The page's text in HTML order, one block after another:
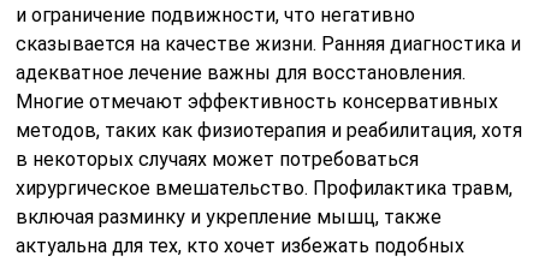
и ограничение подвижности, что негативно
сказывается на качестве жизни. Ранняя диагностика и
адекватное лечение важны для восстановления.
Многие отмечают эффективность консервативных
методов, таких как физиотерапия и реабилитация, хотя
в некоторых случаях может потребоваться
хирургическое вмешательство. Профилактика травм,
включая разминку и укрепление мышц, также
актуальна для тех, кто хочет избежать подобных